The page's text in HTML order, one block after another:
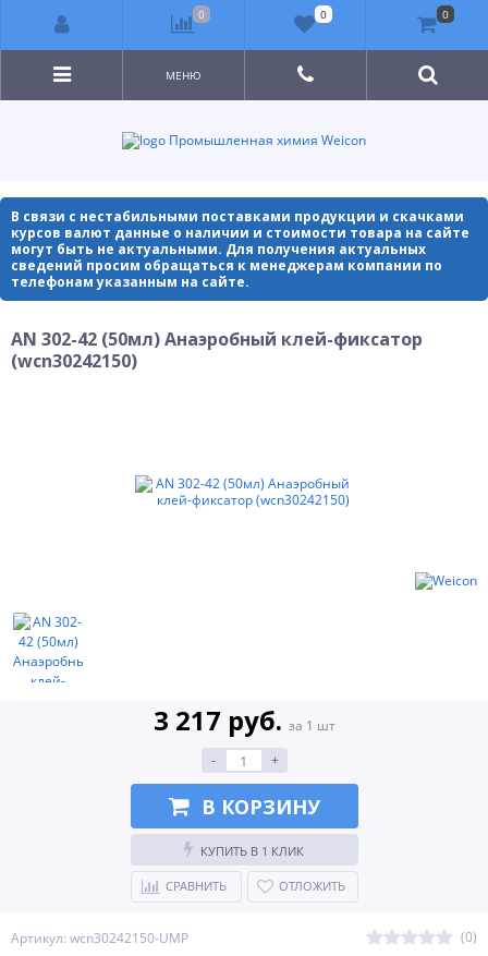
Промышленная химия Weicon
МЕНЮ
В связи с нестабильными поставками продукции и скачками
курсов валют данные о наличии и стоимости товара на сайте
могут быть не актуальными. Для получения актуальных
сведений просим обращаться к менеджерам компании по
телефонам указанным на сайте.
AN 302-42 (50мл) Анаэробный клей-фиксатор
(wcn30242150)
Артикул: wcn30242150-UMP
(0)
3 217 руб. за 1 шт
-
+
В КОРЗИНУ
КУПИТЬ В 1 КЛИК
СРАВНИТЬ ОТЛОЖИТЬ
0 0 0